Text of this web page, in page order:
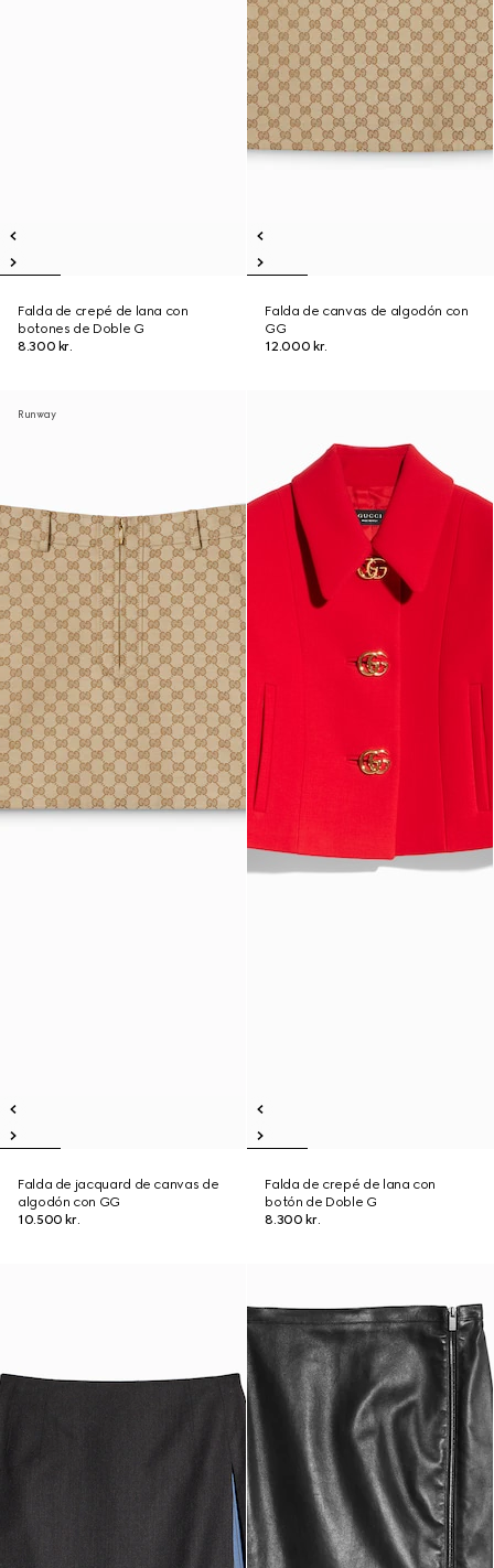
Falda de crepé de lana con
botones de Doble G
8.300 kr.
Falda de canvas de algodón con
GG
12.000 kr.
Runway
Falda de jacquard de canvas de
algodón con GG
10.500 kr.
Falda de crepé de lana con
botón de Doble G
8.300 kr.